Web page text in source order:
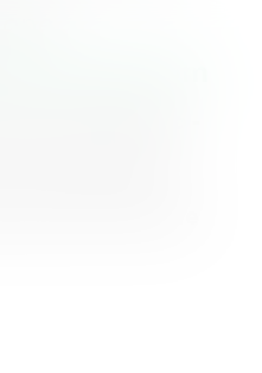
group.com
per il Mango -
del Mango e
dal concime